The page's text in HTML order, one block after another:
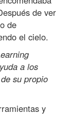
de ver
de
el cielo.
a los
su propio
y